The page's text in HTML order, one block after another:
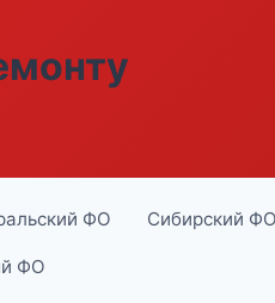
ФО Сибирский ФО
ФО